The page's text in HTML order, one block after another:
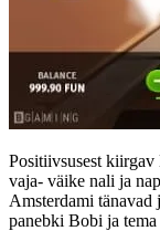
Positiivsusest
vaja- väike nali ja
Amsterdami
panebki Bobi ja